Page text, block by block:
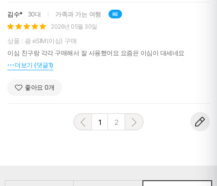
김수* 30대 가족과 가는 여행 RE
2026년 05월 30일
상품 : 괌 eSIM(이심) 구매
이심 친구랑 각각 구매해서 잘 사용했어요 요즘은 이심이 대세네요
더보기 (댓글1)
좋아요 0개
1 2